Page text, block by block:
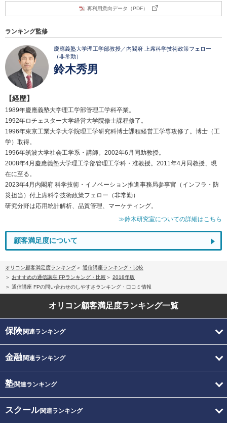
再利用意向データ（PDF）
ランキング監修
慶應義塾大学理工学部教授／内閣府 上席科学技術政策フェロー
（非常勤）
鈴木秀男
【経歴】
1989年慶應義塾大学理工学部管理工学科卒業。
1992年ロチェスター大学経営大学院修士課程修了。
1996年東京工業大学大学院理工学研究科博士課程経営工学専攻修了。博士（工
学）取得。
1996年筑波大学社会工学系・講師。2002年6月同助教授。
2008年4月慶應義塾大学理工学部管理工学科・准教授。2011年4月同教授、現
在に至る。
2023年4月内閣府 科学技術・イノベーション推進事務局参事官（インフラ・防
災担当）付上席科学技術政策フェロー（非常勤）
研究分野は応用統計解析、品質管理、マーケティング。
≫鈴木研究室についての詳細はこちら
顧客満足度について
オリコン顧客満足度ランキング
通信講座ランキング・比較
おすすめの通信講座 FPランキング・比較
2018年版
通信講座 FPの問い合わせのしやすさランキング・口コミ情報
オリコン顧客満足度ランキング一覧
保険関連ランキング
金融関連ランキング
塾関連ランキング
スクール関連ランキング